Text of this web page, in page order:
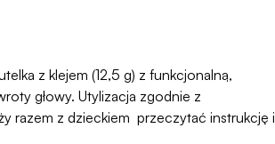
z klejem (12,5 g) z funkcjonalną,
głowy. Utylizacja zgodnie z
razem z dzieckiem przeczytać instrukcję i